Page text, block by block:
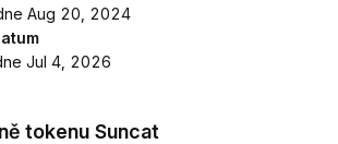
Aug 20, 2024
Jul 4, 2026
tokenu Suncat